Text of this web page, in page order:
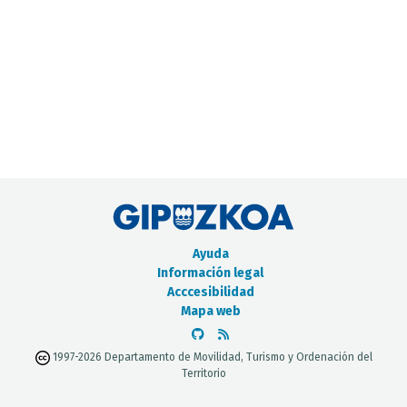
Ayuda
Información legal
Acccesibilidad
Mapa web
1997-2026 Departamento de Movilidad, Turismo y Ordenación del
Territorio